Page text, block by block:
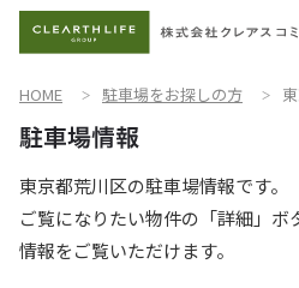
HOME 駐車場をお探しの方
東京都荒川区の駐車場情報です。
ご覧になりたい物件の「詳細」ボ
情報をご覧いただけます。